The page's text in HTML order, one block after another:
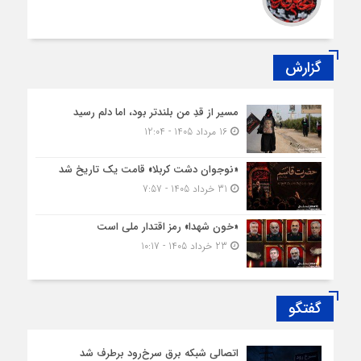
گزارش
مسیر از قدِ من بلندتر بود، اما دلم رسید
16 مرداد 1405 - 12:04
«نوجوان دشت کربلا» قامت یک تاریخ شد
«خون شهدا» رمز اقتدار ملی است
گفتگو
اتصالی شبکه برق سرخ‌رود برطرف شد